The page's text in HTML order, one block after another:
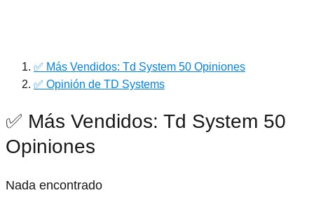
✅ Más Vendidos: Td System 50 Opiniones
✅ Opinión de TD Systems
✅ Más Vendidos: Td System 50
Opiniones
Nada encontrado